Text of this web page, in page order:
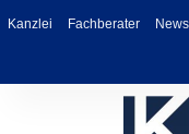
Kanzlei Fachberater News